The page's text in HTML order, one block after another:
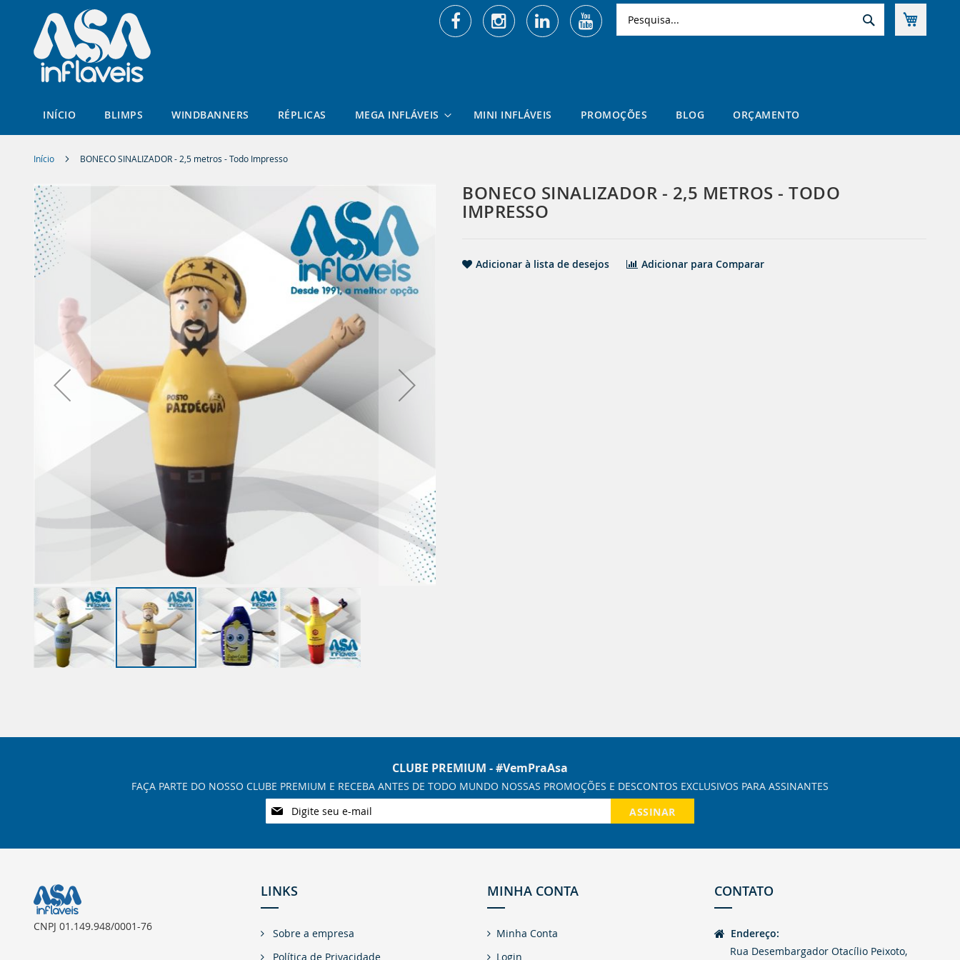
Pesquisa
Pesquisa
INÍCIO BLIMPS WINDBANNERS RÉPLICAS MEGA INFLÁVEIS MINI INFLÁVEIS PROMOÇÕES BLOG ORÇAMENTO
Início BONECO SINALIZADOR - 2,5 metros - Todo Impresso
BONECO SINALIZADOR - 2,5 METROS - TODO
IMPRESSO
Adicionar à lista de desejos Adicionar para Comparar
Pular
para
o
final
da
Galeria
de
CLUBE PREMIUM - #VemPraAsa
Inscreva-
se
nossa
ASSINAR
CNPJ 01.149.948/0001-76
LINKS
Sobre a empresa
Política de Privacidade
MINHA CONTA
Minha Conta
Login
CONTATO
Endereço:
Rua Desembargador Otacílio Peixoto,